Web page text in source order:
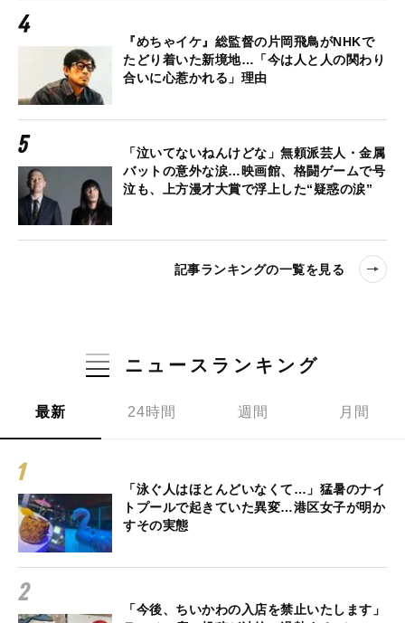
『めちゃイケ』総監督の片岡飛鳥がNHKで
たどり着いた新境地…「今は人と人の関わり
合いに心惹かれる」理由
「泣いてないねんけどな」無頼派芸人・金属
バットの意外な涙…映画館、格闘ゲームで号
泣も、上方漫才大賞で浮上した“疑惑の涙”
記事ランキングの一覧を見る
ニュースランキング
最新 24時間 週間 月間
「泳ぐ人はほとんどいなくて…」猛暑のナイ
トプールで起きていた異変…港区女子が明か
すその実態
「今後、ちいかわの入店を禁止いたします」